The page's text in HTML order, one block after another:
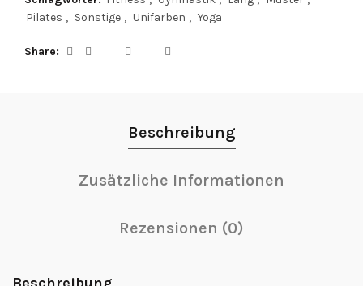
Pilates , Sonstige , Unifarben , Yoga
Share
Beschreibung
Zusätzliche Informationen
Rezensionen (0)